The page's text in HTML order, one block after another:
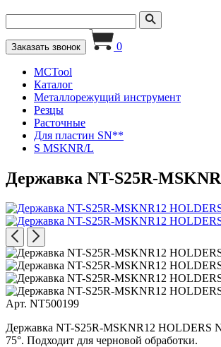
Заказать звонок 0
MCTool
Каталог
Металлорежущий инструмент
Резцы
Расточные
Для пластин SN**
S MSKNR/L
Державка NT-S25R-
Арт. NT500199
Державка NT-S25R-MSKNR12 HOLDERS
75°. Подходит для черновой обработки.